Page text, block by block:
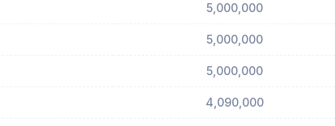
5,000,000
5,000,000
5,000,000
4,090,000